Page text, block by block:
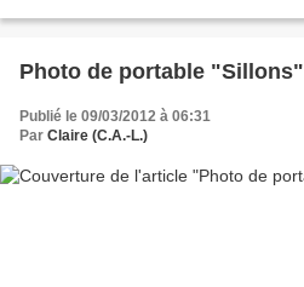
Photo de portable "Sillons"
Publié le 09/03/2012 à 06:31
Par Claire (C.A.-L.)